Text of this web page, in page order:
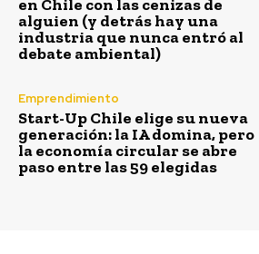
en Chile con las cenizas de
alguien (y detrás hay una
industria que nunca entró al
debate ambiental)
Emprendimiento
Start-Up Chile elige su nueva
generación: la IA domina, pero
la economía circular se abre
paso entre las 59 elegidas